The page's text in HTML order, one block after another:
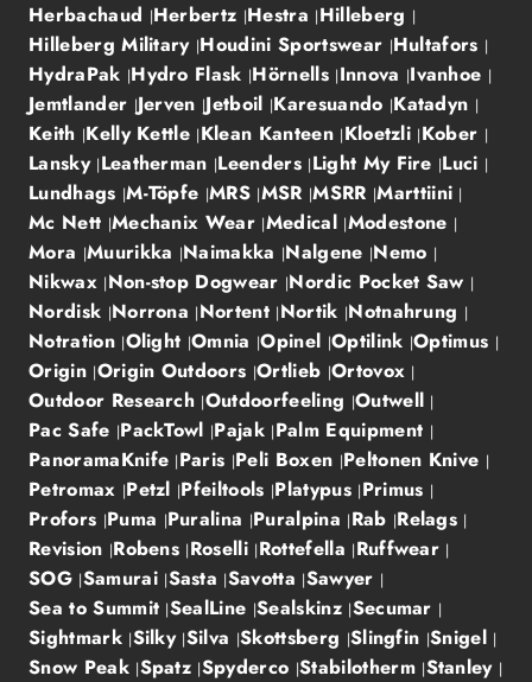
Herbachaud Herbertz Hestra Hilleberg
Hilleberg Military Houdini Sportswear Hultafors
HydraPak Hydro Flask Hörnells Innova Ivanhoe
Jemtlander Jerven Jetboil Karesuando Katadyn
Keith Kelly Kettle Klean Kanteen Kloetzli Kober
Lansky Leatherman Leenders Light My Fire Luci
Lundhags M-Töpfe MRS MSR MSRR Marttiini
Mc Nett Mechanix Wear Medical Modestone
Mora Muurikka Naimakka Nalgene Nemo
Nikwax Non-stop Dogwear Nordic Pocket Saw
Nordisk Norrona Nortent Nortik Notnahrung
Notration Olight Omnia Opinel Optilink Optimus
Origin Origin Outdoors Ortlieb Ortovox
Outdoor Research Outdoorfeeling Outwell
Pac Safe PackTowl Pajak Palm Equipment
PanoramaKnife Paris Peli Boxen Peltonen Knive
Petromax Petzl Pfeiltools Platypus Primus
Profors Puma Puralina Puralpina Rab Relags
Revision Robens Roselli Rottefella Ruffwear
SOG Samurai Sasta Savotta Sawyer
Sea to Summit SealLine Sealskinz Secumar
Sightmark Silky Silva Skottsberg Slingfin Snigel
Snow Peak Spatz Spyderco Stabilotherm Stanley